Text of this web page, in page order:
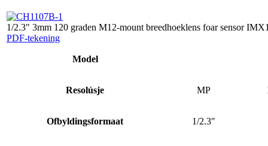
1/2.3" 3mm 120 graden M12-mount breedhoeklens foar sensor
PDF-tekening
Model
Resolúsje MP
Ofbyldingsformaat 1/2.3″